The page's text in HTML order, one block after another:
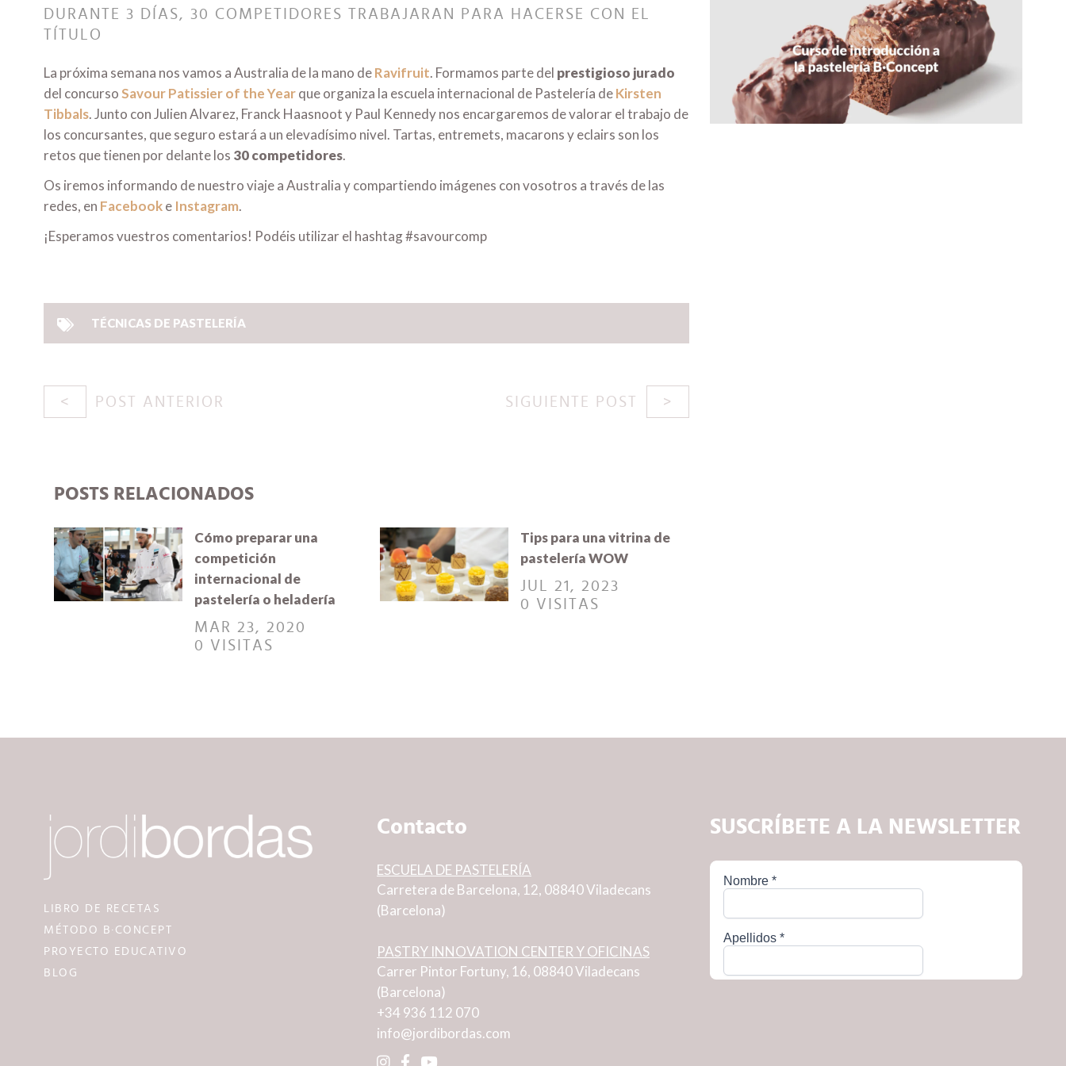
DURANTE 3 DÍAS, 30 COMPETIDORES TRABAJARAN PARA HACERSE CON EL
TÍTULO
La próxima semana nos vamos a Australia de la mano deRavifruit. Formamos parte del prestigioso jurado
del concursoSavour Patissier of the Yearque organiza la escuela internacional de Pastelería deKirsten
Tibbals. Junto con Julien Alvarez, Franck Haasnoot y Paul Kennedy nos encargaremos de valorar el trabajo de
los concursantes, que seguro estará a un elevadísimo nivel. Tartas, entremets, macarons y eclairs son los
retos que tienen por delante los 30 competidores.
Os iremos informando de nuestro viaje a Australia y compartiendo imágenes con vosotros a través de las
redes, en Facebooke Instagram.
¡Esperamos vuestros comentarios! Podéis utilizar el hashtag #savourcomp
TÉCNICAS DE PASTELERÍA
POST ANTERIOR SIGUIENTE POST
POSTS RELACIONADOS
Cómo preparar una
competición
internacional de
pastelería o heladería
MAR 23, 2020
0 VISITAS
Tips para una vitrina de
pastelería WOW
JUL 21, 2023
0 VISITAS
LIBRO DE RECETAS
MÉTODO B·CONCEPT
PROYECTO EDUCATIVO
BLOG
Contacto
ESCUELA DE PASTELERÍA
Carretera de Barcelona, 12, 08840 Viladecans
(Barcelona)
PASTRY INNOVATION CENTER Y OFICINAS
Carrer Pintor Fortuny, 16, 08840 Viladecans
(Barcelona)
+34 936 112 070
info@jordibordas.com
SUSCRÍBETE A LA NEWSLETTER